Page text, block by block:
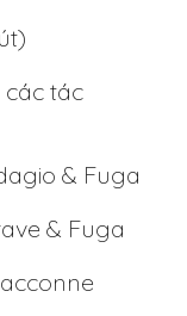
các tác
& Fuga
& Fuga